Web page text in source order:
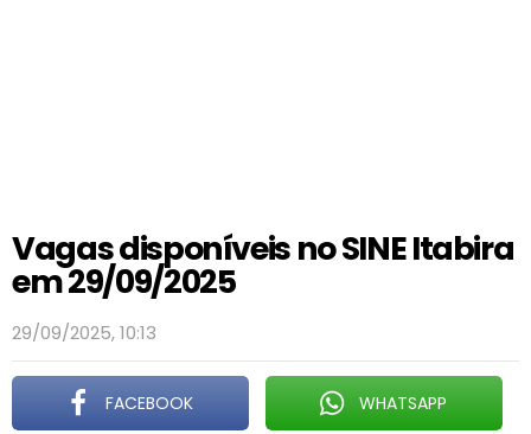
Vagas disponíveis no SINE Itabira
em 29/09/2025
29/09/2025, 10:13
FACEBOOK WHATSAPP